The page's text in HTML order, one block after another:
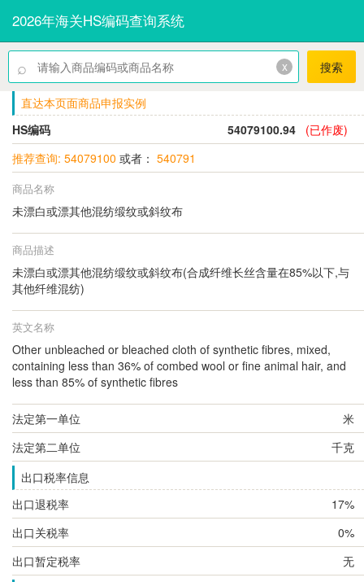
2026年海关HS编码查询系统
⌕ x 搜索
直达本页面商品申报实例
HS编码
54079100.94
(已作废)
推荐查询: 54079100 或者： 540791
商品名称
未漂白或漂其他混纺缎纹或斜纹布
商品描述
未漂白或漂其他混纺缎纹或斜纹布(合成纤维长丝含量在85%以下,与
其他纤维混纺)
英文名称
Other unbleached or bleached cloth of synthetic fibres, mixed,
containing less than 36% of combed wool or fine animal hair, and
less than 85% of synthetic fibres
法定第一单位
米
法定第二单位
千克
出口税率信息
出口退税率
17%
出口关税率
0%
出口暂定税率
无